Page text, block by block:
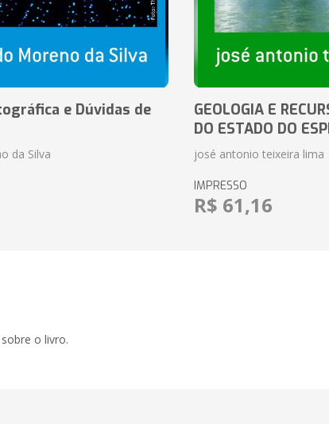
e Dúvidas de
da Silva
GEOLOGIA E
DO ESTADO DO
josé antonio teixeira lima
IMPRESSO
R$ 61,16
o livro.